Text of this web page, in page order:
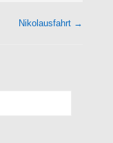
Nikolausfahrt →